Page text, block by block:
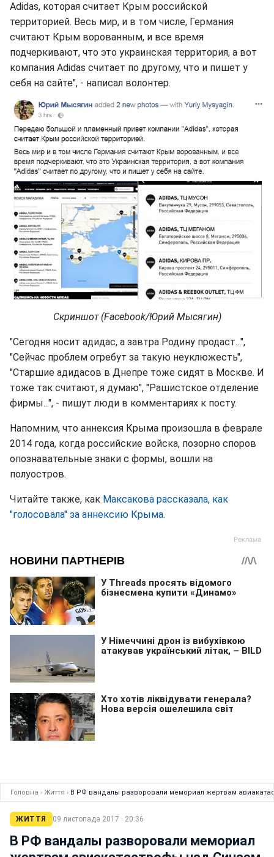
Adidas, которая считает Крым российской
территорией. Весь мир, и в том числе, Германия
считают Крым ворованным, и все время
подчеркивают, что это украинская территория, а вот
компания Adidas считает по другому, что и пишет у
себя на сайте", - написал волонтер.
Скриншот (Facebook/Юрий Мысягин)
"Сегодня носит адидас, а завтра Родину продаст...",
"Сейчас проблем огребут за такую неуклюжесть",
"Старшие адидасов в Днепре тоже сидят в Москве. И
тоже так считают, я думаю", "Рашистское отделение
фирмы...", - пишут люди в комментариях к посту.
Напомним, что аннексия Крыма произошла в феврале
2014 года, когда российские войска, позорно споров
опознавательные знаки с формы, вошли на
полуостров.
Читайте также, как Максакова рассказала, как
"голосовала" за аннексию Крыма.
Головна › Життя › В РФ вандалы разворовали мемориал жертвам
ЖИТТЯ 09 листопада 2017 · 20:36
В РФ вандалы разворовали мемориал